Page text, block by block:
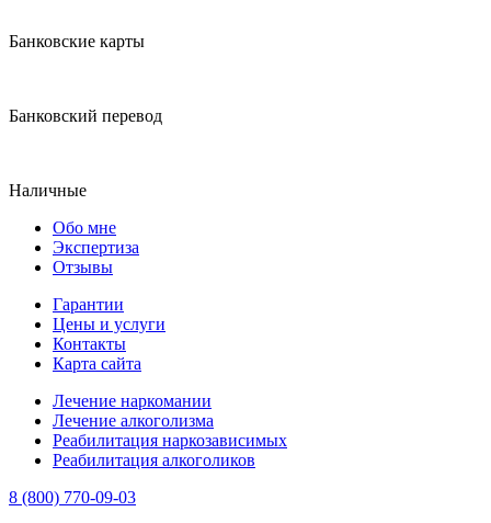
Банковские карты
Банковский перевод
Наличные
Обо мне
Экспертиза
Отзывы
Гарантии
Цены и услуги
Контакты
Карта сайта
Лечение наркомании
Лечение алкоголизма
Реабилитация наркозависимых
Реабилитация алкоголиков
8 (800) 770-09-03